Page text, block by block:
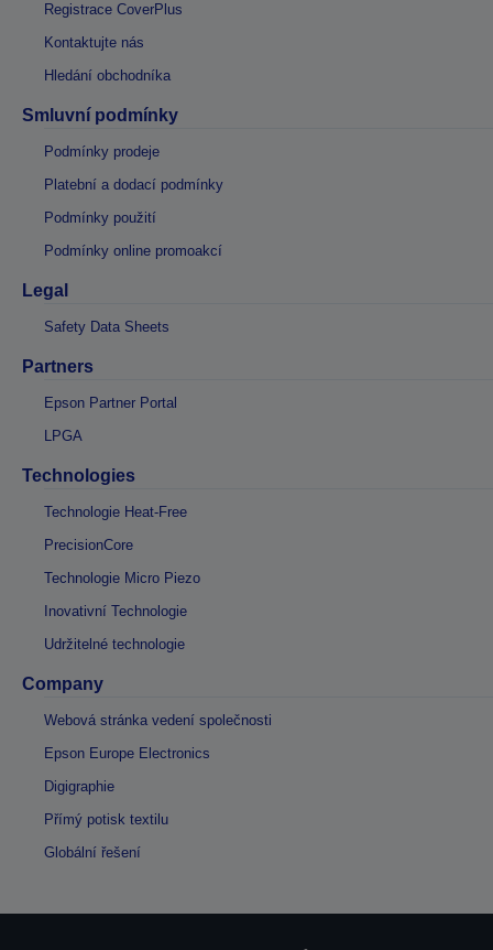
Registrace CoverPlus
Kontaktujte nás
Hledání obchodníka
Smluvní podmínky
Podmínky prodeje
Platební a dodací podmínky
Podmínky použití
Podmínky online promoakcí
Legal
Safety Data Sheets
Partners
Epson Partner Portal
LPGA
Technologies
Technologie Heat-Free
PrecisionCore
Technologie Micro Piezo
Inovativní Technologie
Udržitelné technologie
Company
Webová stránka vedení společnosti
Epson Europe Electronics
Digigraphie
Přímý potisk textilu
Globální řešení